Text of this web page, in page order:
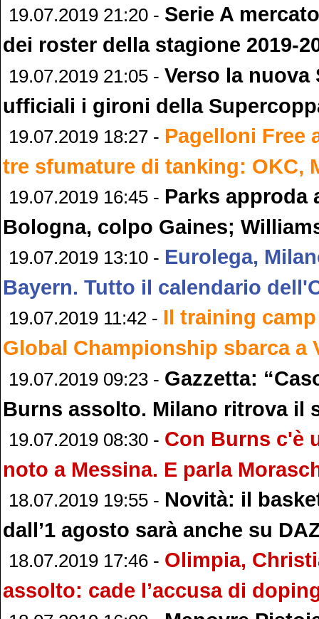
19.07.2019 21:20 - Serie A
dei roster della stagione 2019-
19.07.2019 21:05 - Verso la nuova
ufficiali i gironi della
19.07.2019 18:27 - Pagelloni Free
tre sfumature di tanking: OKC,
19.07.2019 16:45 - Parks approda
Bologna, colpo Gaines;
19.07.2019 13:10 - Eurolega,
Bayern. Tutto il calendario
19.07.2019 11:42 - Il training
Global Championship sbarca a
19.07.2019 09:23 - Gazzetta:
Burns assolto. Milano ritrova il
19.07.2019 08:30 - Con Burns c'è
noto a Messina. E parla
18.07.2019 19:55 - Novità: il
dall’1 agosto sarà anche su
18.07.2019 17:46 - Olimpia,
assolto: cade l’accusa di